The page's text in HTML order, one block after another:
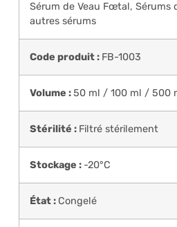
Sérum de Veau Fœtal, Sérums
autres sérums
Code produit : FB-1003
Volume :50 ml / 100 ml / 500
Stérilité : Filtré stérilement
Stockage : -20°C
État : Congelé